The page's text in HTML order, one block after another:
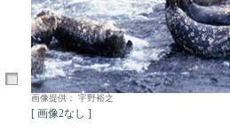
画像提供： 宇野裕之
[ 画像2なし ]